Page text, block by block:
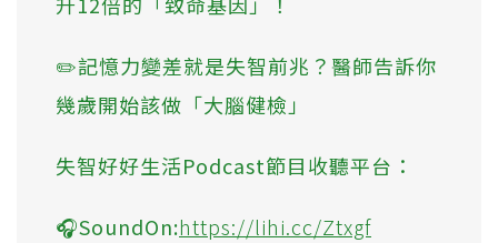
✏️記憶力變差就是失智前兆？醫師告訴你
幾歲開始該做「大腦健檢」
失智好好生活Podcast節目收聽平台：
🎧SoundOn:https://lihi.cc/Ztxgf